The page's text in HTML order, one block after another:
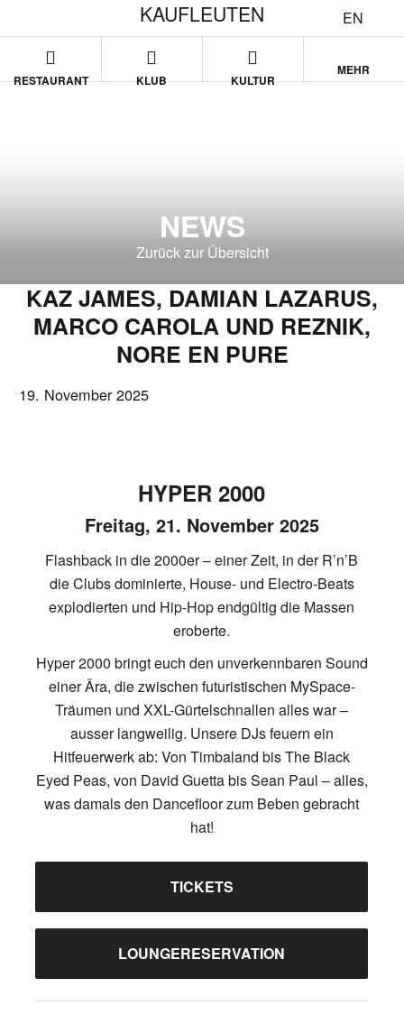
EN
KAUFLEUTEN
RESTAURANT KLUB KULTUR
MEHR
NEWS
Zurück zur Übersicht
KAZ JAMES, DAMIAN LAZARUS,
MARCO CAROLA UND REZNIK,
NORE EN PURE
19. November 2025
HYPER 2000
Freitag, 21. November 2025
Flashback in die 2000er – einer Zeit, in der R’n’B
die Clubs dominierte, House- und Electro-Beats
explodierten und Hip-Hop endgültig die Massen
eroberte.
Hyper 2000 bringt euch den unverkennbaren Sound
einer Ära, die zwischen futuristischen MySpace-
Träumen und XXL-Gürtelschnallen alles war –
ausser langweilig. Unsere DJs feuern ein
Hitfeuerwerk ab: Von Timbaland bis The Black
Eyed Peas, von David Guetta bis Sean Paul – alles,
was damals den Dancefloor zum Beben gebracht
hat!
TICKETS
LOUNGERESERVATION